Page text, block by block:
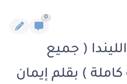
0
( جميع
) بقلم إيمان